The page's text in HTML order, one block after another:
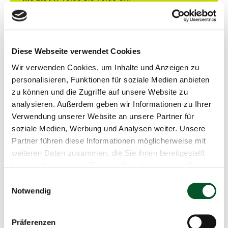
Diese Webseite verwendet Cookies
Wir verwenden Cookies, um Inhalte und Anzeigen zu
personalisieren, Funktionen für soziale Medien anbieten
zu können und die Zugriffe auf unsere Website zu
analysieren. Außerdem geben wir Informationen zu Ihrer
Verwendung unserer Website an unsere Partner für
soziale Medien, Werbung und Analysen weiter. Unsere
Partner führen diese Informationen möglicherweise mit
weiteren Daten zusammen, die Sie ihnen bereitgestellt
Notwendig
Präferenzen
Hinweise für die Projektdurchführung
und Nutzung von profi-Online
AnpaSo_Hinweise-zur-
Projektdurchfuehrung_FSP1.pdf(383 KB, PDF
AnpaSo_Hinweise-zur-
Projektdurchfuehrung_FSP2.pdf (381 KB, PDF)
AnpaSo Merkblatt-Nachhaltigkeitsprüfung
380
, PDF